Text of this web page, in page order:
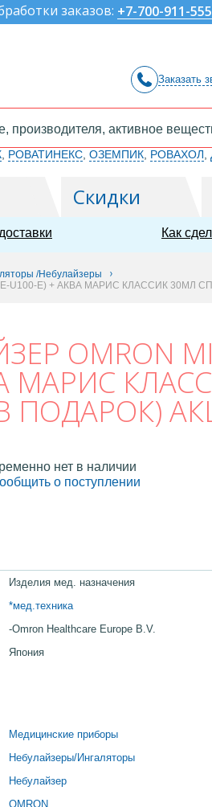
заказов: +7-700-911-
Заказать
РОВАТИНЕКС ОЗЕМПИК РОВАХОЛ
Скидки
Как
/Небулайзеры
U100-E) + АКВА МАРИС КЛАССИК
OMRON
МАРИС
ПОДАРОК)
нет в наличии
о поступлении
Изделия мед. назначения
*мед.техника
-Omron Healthcare Europe B.V.
Япония
Медицинские приборы
Небулайзеры/Ингаляторы
Небулайзер
OMRON